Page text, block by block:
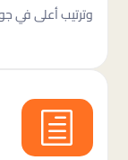
وترتيب أعلى في
h